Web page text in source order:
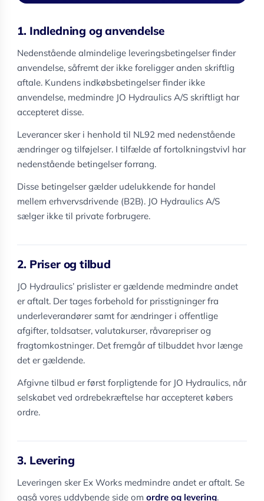
1. Indledning og anvendelse
Nedenstående almindelige leveringsbetingelser finder
anvendelse, såfremt der ikke foreligger anden skriftlig
aftale. Kundens indkøbsbetingelser finder ikke
anvendelse, medmindre JO Hydraulics A/S skriftligt har
accepteret disse.
Leverancer sker i henhold til NL92 med nedenstående
ændringer og tilføjelser. I tilfælde af fortolkningstvivl har
nedenstående betingelser forrang.
Disse betingelser gælder udelukkende for handel
mellem erhvervsdrivende (B2B). JO Hydraulics A/S
sælger ikke til private forbrugere.
2. Priser og tilbud
JO Hydraulics’ prislister er gældende medmindre andet
er aftalt. Der tages forbehold for prisstigninger fra
underleverandører samt for ændringer i offentlige
afgifter, toldsatser, valutakurser, råvarepriser og
fragtomkostninger. Det fremgår af tilbuddet hvor længe
det er gældende.
Afgivne tilbud er først forpligtende for JO Hydraulics, når
selskabet ved ordrebekræftelse har accepteret købers
ordre.
3. Levering
Leveringen sker Ex Works medmindre andet er aftalt. Se
også vores uddybende side omordre og levering.